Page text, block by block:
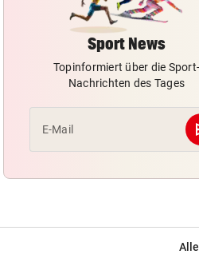
Sport News
Topinformiert über die Sport-
Nachrichten des Tages
E-Mail